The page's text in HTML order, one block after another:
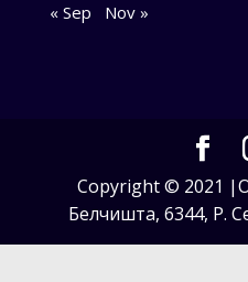
« Sep
Nov »
Copyright © 2021
Белчишта, 6344, Р.